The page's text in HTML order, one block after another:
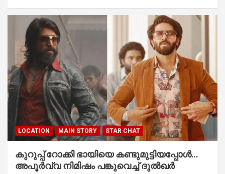
LOCATION MAIN STORY STAR CHAT
കുറുപ്പ് റോക്കി ഭായിയെ കണ്ടുമുട്ടിയപ്പോള്‍…
അപൂര്‍വ്വ നിമിഷം പങ്കുവെച്ച് ദുല്‍ഖര്‍